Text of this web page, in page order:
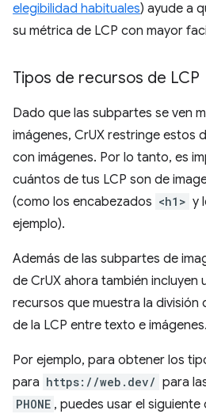
elegibilidad habituales) ayude a
su métrica de LCP con mayor
Tipos de recursos de LCP
Dado que las subpartes se ven
imágenes, CrUX restringe estos
con imágenes. Por lo tanto, es
cuántos de tus LCP son de
(como los encabezados <h1> y
ejemplo).
Además de las subpartes de
de CrUX ahora también incluyen
recursos que muestra la división
de la LCP entre texto e imágenes.
Por ejemplo, para obtener los
para https://web.dev/ para
PHONE , puedes usar el